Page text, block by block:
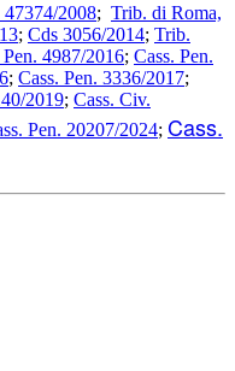
47374/2008; Trib. di Roma,
; Cds 3056/2014; Trib.
Pen. 4987/2016; Cass. Pen.
; Cass. Pen. 3336/2017;
2019; Cass. Civ.
Pen. 20207/2024; Cass.